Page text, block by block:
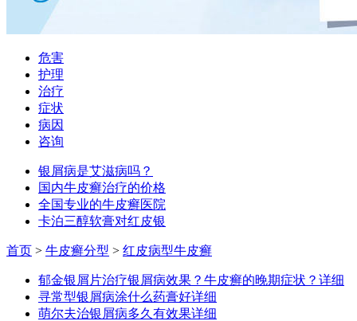
危害
护理
治疗
症状
病因
咨询
银屑病是艾滋病吗？
国内牛皮癣治疗的价格
全国专业的牛皮癣医院
卡泊三醇软膏对红皮银
首页 > 牛皮癣分型 > 红皮病型牛皮癣
郁金银屑片治疗银屑病效果？牛皮癣的晚期症状？ 详细
寻常型银屑病涂什么药膏好详细
萌尔夫治银屑病多久有效果详细